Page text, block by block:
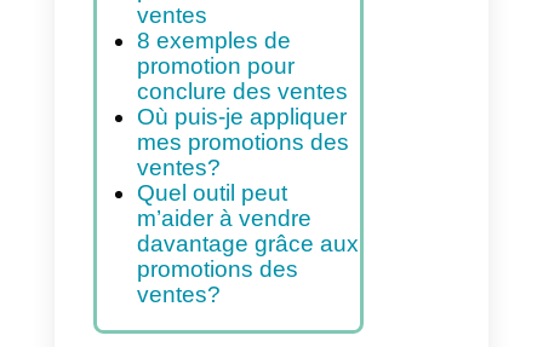
Qu’est-ce qu’une
promotion des
ventes?
Avantages et
inconvénients des
promotions des
ventes
8 exemples de
promotion pour
conclure des ventes
Où puis-je appliquer